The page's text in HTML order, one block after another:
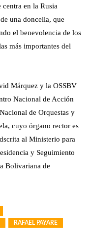
en la Rusia
una doncella, que
el benevolencia de los
más importantes del
Márquez y la OSSBV
Nacional de Acción
de Orquestas y
cuyo órgano rector es
al Ministerio para
y Seguimiento
Bolivariana de
RAFAEL PAYARE